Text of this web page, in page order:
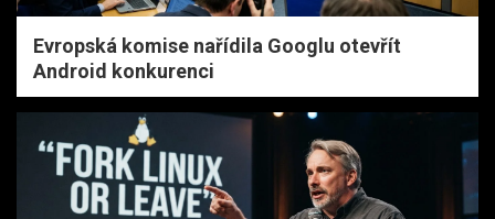
Evropská komise nařídila Googlu otevřít
Android konkurenci